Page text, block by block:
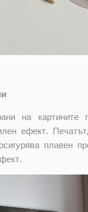
на картините
ефект.
плавен